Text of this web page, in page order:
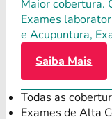
Maior cobertura.
Exames
e Acupuntura,
Saiba Mais
Todas as
Exames de Alta